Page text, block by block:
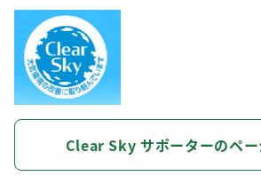
Clear Sky サポーターのペー